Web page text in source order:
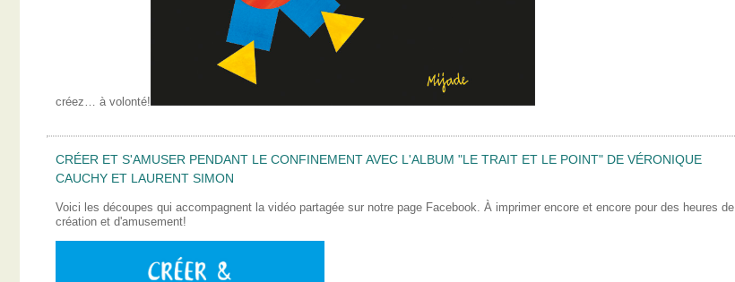
créez… à volonté!
CRÉER ET S'AMUSER PENDANT LE CONFINEMENT AVEC L'ALBUM "LE TRAIT ET LE POINT" DE VÉRONIQUE
CAUCHY ET LAURENT SIMON
Voici les découpes qui accompagnent la vidéo partagée sur notre page Facebook. À imprimer encore et encore pour des heures de
création et d'amusement!